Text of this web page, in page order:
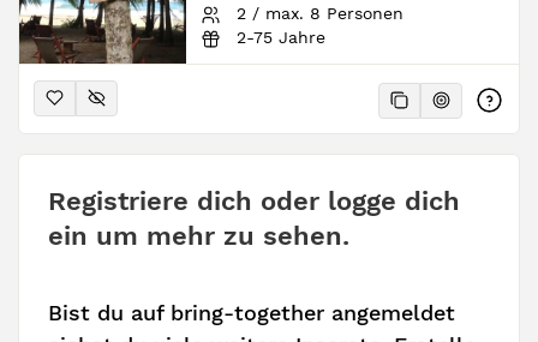
2 / max. 8 Personen
2-75 Jahre
Registriere dich oder logge dich
ein um mehr zu sehen.
Bist du auf bring-together angemeldet